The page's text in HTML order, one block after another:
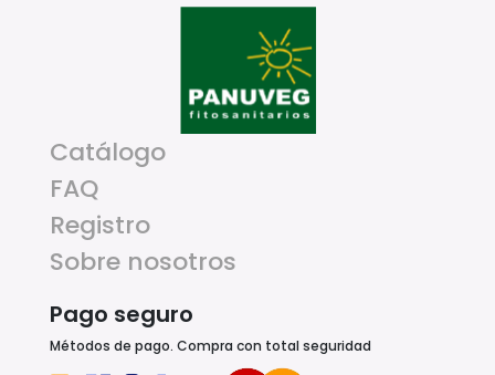
Catálogo
FAQ
Registro
Sobre nosotros
Pago seguro
Métodos de pago. Compra con total seguridad